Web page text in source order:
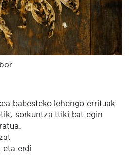
babesteko lehengo errituak
sorkuntza ttiki bat egin
eta erdi